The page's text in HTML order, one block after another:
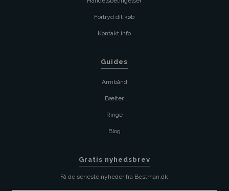
Fortryd dit køb
Kontakt info
Guides
Armbånd
Bælter
Ringe
Blog
Gratis nyhedsbrev
Få de seneste nyheder fra Bestman.dk